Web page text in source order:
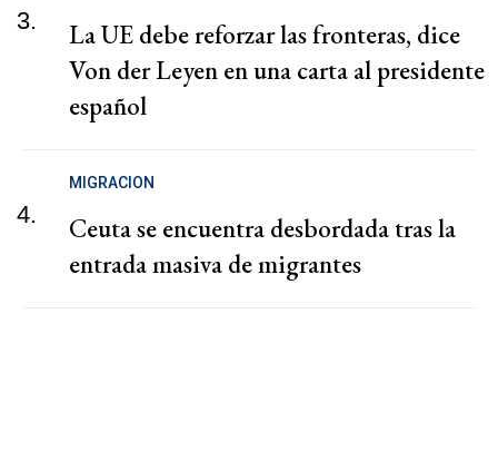
3.
La UE debe reforzar las fronteras, dice
Von der Leyen en una carta al presidente
español
4.
MIGRACION
Ceuta se encuentra desbordada tras la
entrada masiva de migrantes